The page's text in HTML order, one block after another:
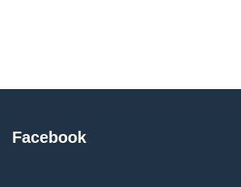
Facebook